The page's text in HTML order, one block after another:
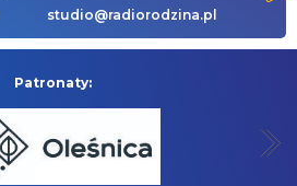
studio@radiorodzina.pl
Patronaty: